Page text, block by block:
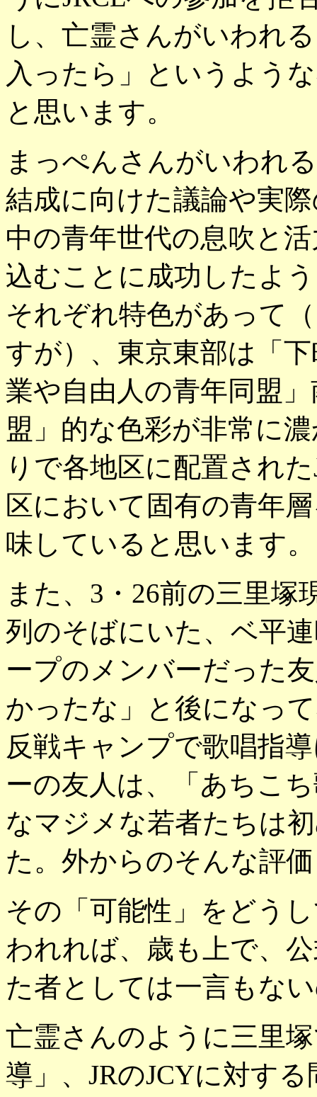
し、亡霊さんがいわれ
入ったら」というよう
と思います。
まっぺんさんがいわれ
結成に向けた議論や実
中の青年世代の息吹と
込むことに成功したよ
それぞれ特色があって
すが）、東京東部は「
業や自由人の青年同盟
盟」的な色彩が非常に
りで各地区に配置され
区において固有の青年
味していると思います。
また、3・26前の三里塚
列のそばにいた、ベ平
ープのメンバーだった
かったな」と後になっ
反戦キャンプで歌唱指
ーの友人は、「あちこ
なマジメな若者たちは
た。外からのそんな評
その「可能性」をどう
われれば、歳も上で、
た者としては一言もな
亡霊さんのように三里
導」、JRのJCYに対す